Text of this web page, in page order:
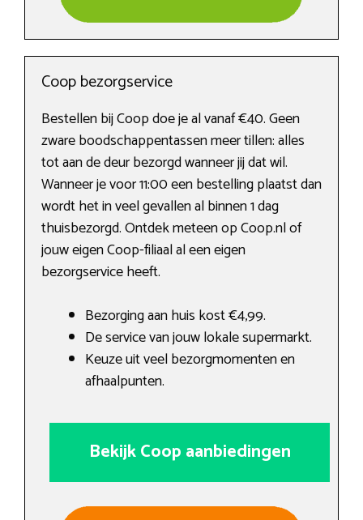
Coop bezorgservice
Bestellen bij Coop doe je al vanaf €40. Geen
zware boodschappentassen meer tillen: alles
tot aan de deur bezorgd wanneer jij dat wil.
Wanneer je voor 11:00 een bestelling plaatst dan
wordt het in veel gevallen al binnen 1 dag
thuisbezorgd. Ontdek meteen op Coop.nl of
jouw eigen Coop-filiaal al een eigen
bezorgservice heeft.
Bezorging aan huis kost €4,99.
De service van jouw lokale supermarkt.
Keuze uit veel bezorgmomenten en
afhaalpunten.
Bekijk Coop aanbiedingen